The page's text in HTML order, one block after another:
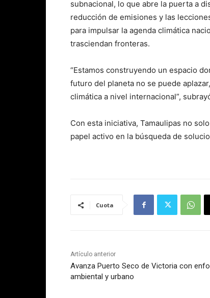
subnacional, lo que abre la puerta a
reducción de emisiones y las
para impulsar la agenda climática
trasciendan fronteras.
“Estamos construyendo un espacio
futuro del planeta no se puede
climática a nivel internacional”,
Con esta iniciativa, Tamaulipas no
papel activo en la búsqueda de
Cuota
Artículo anterior
Avanza Puerto Seco de Victoria con
ambiental y urbano